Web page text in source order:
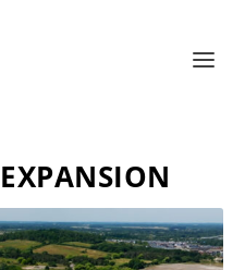
EXPANSION